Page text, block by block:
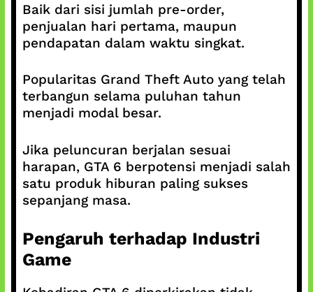
Baik dari sisi jumlah pre-order,
penjualan hari pertama, maupun
pendapatan dalam waktu singkat.
Popularitas Grand Theft Auto yang telah
terbangun selama puluhan tahun
menjadi modal besar.
Jika peluncuran berjalan sesuai
harapan, GTA 6 berpotensi menjadi salah
satu produk hiburan paling sukses
sepanjang masa.
Pengaruh terhadap Industri
Game